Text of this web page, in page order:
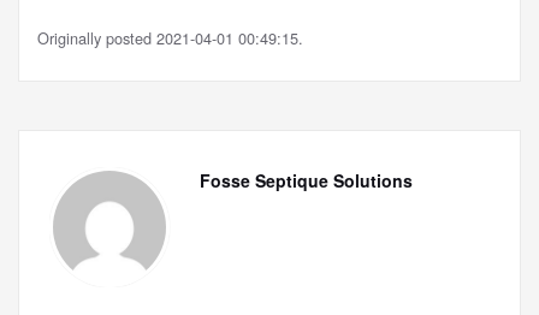
Originally posted 2021-04-01 00:49:15.
Fosse Septique Solutions